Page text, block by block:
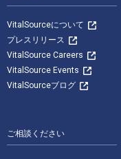
VitalSourceについて
プレスリリース
VitalSource Careers
VitalSource Events
VitalSourceブログ
ご相談ください